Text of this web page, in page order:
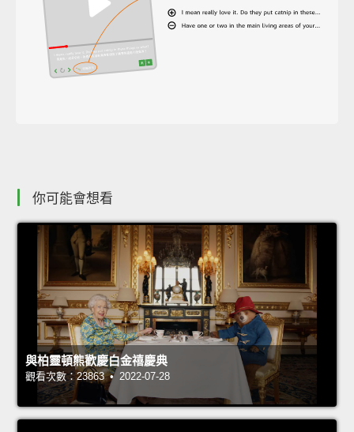
你可能會想看
與柏靈頓熊歡慶白金禧慶典
觀看次數：23863 • 2022-07-28